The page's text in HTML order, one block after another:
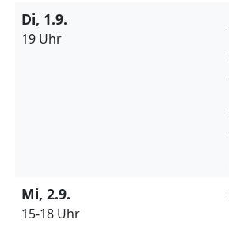
Di, 1.9.
19 Uhr
Mi, 2.9.
15-18 Uhr